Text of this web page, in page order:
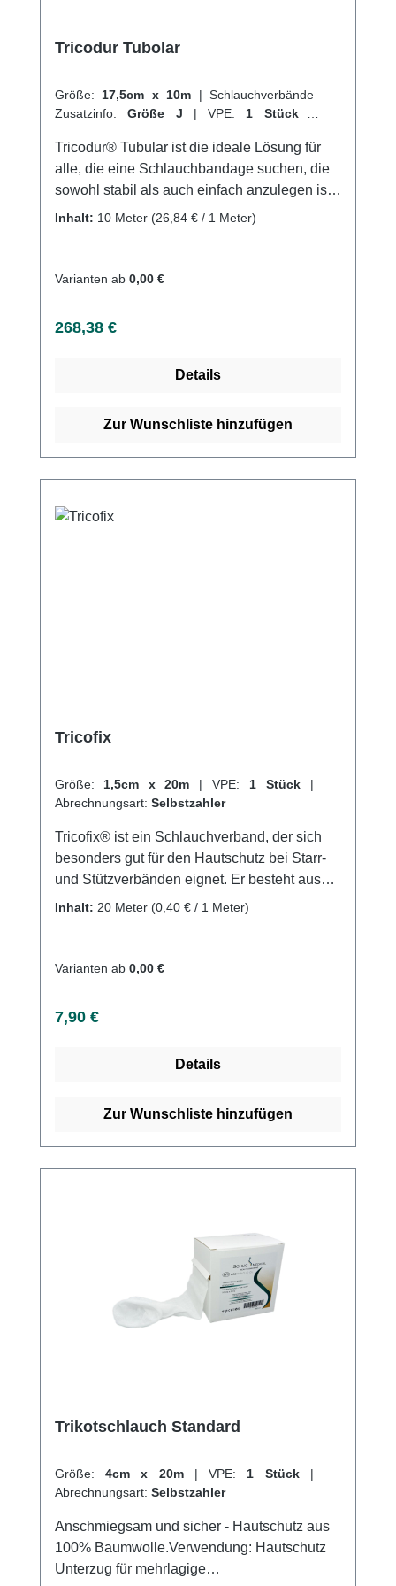
Tricodur Tubolar
Größe: 17,5cm x 10m |
Zusatzinfo: Größe J | VPE: 1 Stück
Tricodur® Tubular ist die ideale Lösung für
alle, die eine Schlauchbandage suchen, die
sowohl stabil als auch einfach anzulegen ist.
Dieser querelastische Schlauchverband
luftdurchlässig. Hergestellt aus einer
richtigen Waschhinweisen auch waschbar.
zur Anwendung von Wärme- und
Herstellers Kaufen Sie jetzt Tricodur Tubolar
Inhalt: 10 Meter (26,84 € / 1 Meter)
Varianten ab 0,00 €
Regulärer Preis:
268,38 €
Details
Zur Wunschliste hinzufügen
Tricofix
Größe: 1,5cm x 20m | VPE: 1 Stück |
Abrechnungsart: Selbstzahler
Tricofix® ist ein Schlauchverband, der sich
besonders gut für den Hautschutz bei Starr-
und Stützverbänden eignet. Er besteht aus
100% reiner Baumwolle und hat sich in der
hautverträglich und lässt sich in seiner Breite
Verbandschutz, als Hautschutz unter Starr-
und entlastenden Verbänden und zur
Weitere Informationen des Herstellers Kaufen
Inhalt: 20 Meter (0,40 € / 1 Meter)
Varianten ab 0,00 €
Regulärer Preis:
7,90 €
Details
Zur Wunschliste hinzufügen
Trikotschlauch Standard
Größe: 4cm x 20m | VPE: 1 Stück |
Abrechnungsart: Selbstzahler
Anschmiegsam und sicher - Hautschutz aus
100% Baumwolle.Verwendung: Hautschutz
Unterzug für mehrlagige